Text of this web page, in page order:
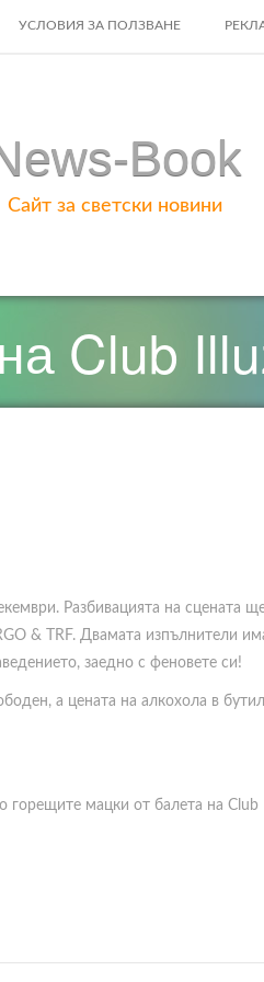
УСЛОВИЯ ЗА ПОЛЗВАНЕ
Book
Сайт за светски новини
Club
Разбивацията на сцената
& TRF. Двамата изпълнители
заедно с феновете си!
а цената на алкохола в
горещите мацки от балета на Club